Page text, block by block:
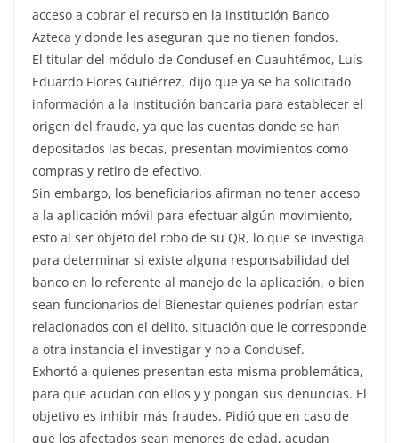
acceso a cobrar el recurso en la institución Banco
Azteca y donde les aseguran que no tienen fondos.
El titular del módulo de Condusef en Cuauhtémoc, Luis
Eduardo Flores Gutiérrez, dijo que ya se ha solicitado
información a la institución bancaria para establecer el
origen del fraude, ya que las cuentas donde se han
depositados las becas, presentan movimientos como
compras y retiro de efectivo.
Sin embargo, los beneficiarios afirman no tener acceso
a la aplicación móvil para efectuar algún movimiento,
esto al ser objeto del robo de su QR, lo que se investiga
para determinar si existe alguna responsabilidad del
banco en lo referente al manejo de la aplicación, o bien
sean funcionarios del Bienestar quienes podrían estar
relacionados con el delito, situación que le corresponde
a otra instancia el investigar y no a Condusef.
Exhortó a quienes presentan esta misma problemática,
para que acudan con ellos y y pongan sus denuncias. El
objetivo es inhibir más fraudes. Pidió que en caso de
que los afectados sean menores de edad, acudan